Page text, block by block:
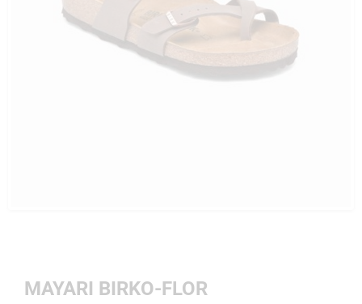
MAYARI BIRKO-FLOR